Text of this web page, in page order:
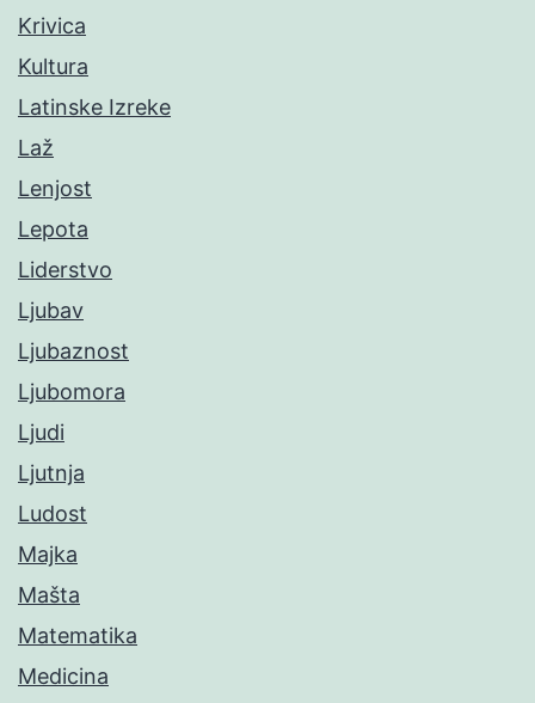
Krivica
Kultura
Latinske Izreke
Laž
Lenjost
Lepota
Liderstvo
Ljubav
Ljubaznost
Ljubomora
Ljudi
Ljutnja
Ludost
Majka
Mašta
Matematika
Medicina